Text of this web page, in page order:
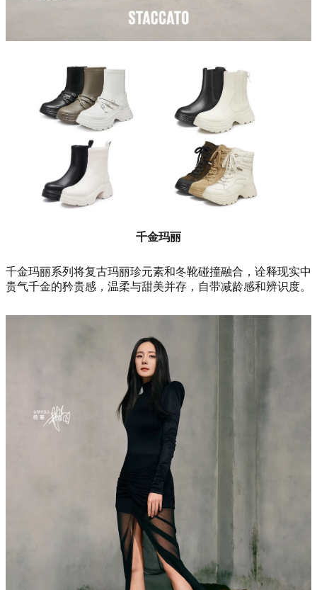
千金玛丽
千金玛丽系列将复古玛丽珍元素和冬靴碰撞融合，诠释现实中
贵气千金的矜贵感，温柔与甜美并存，自带减龄感和辨识度。